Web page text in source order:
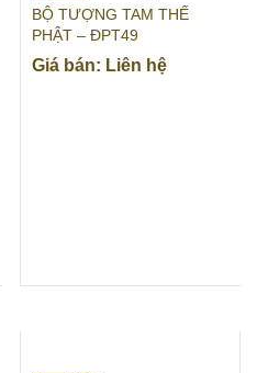
BỘ TƯỢNG TAM THẾ
PHẬT – ĐPT49
Giá bán: Liên hệ